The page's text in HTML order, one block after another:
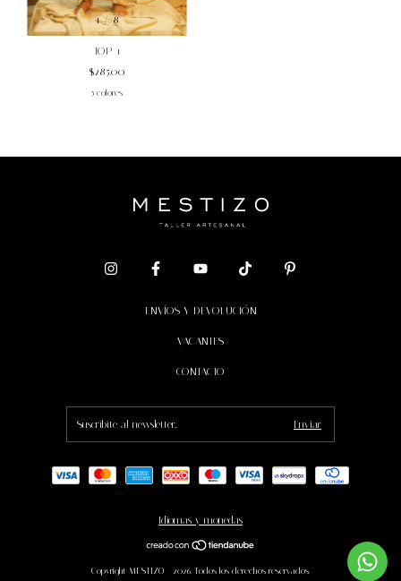
1/8
TOP 1
$285.00
5 colores
ENVÍOS Y DEVOLUCIÓN
VACANTES
CONTACTO
Idiomas y monedas
Copyright MESTIZO - 2026. Todos los derechos reservados.